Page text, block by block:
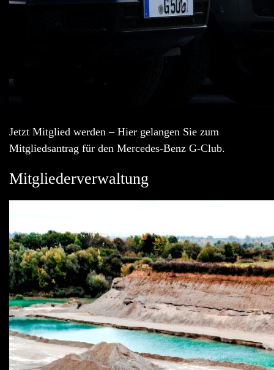
Jetzt Mitglied werden – Hier gelangen Sie zum
Mitgliedsantrag für den Mercedes-Benz G-Club.
Mitgliederverwaltung